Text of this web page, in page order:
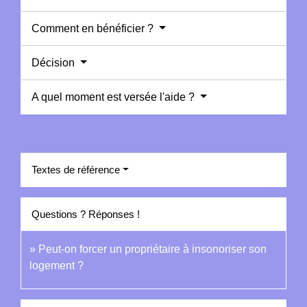
Comment en bénéficier ?
Décision
A quel moment est versée l'aide ?
Textes de référence
Questions ? Réponses !
Peut-on forcer un propriétaire à insonoriser son
logement ?